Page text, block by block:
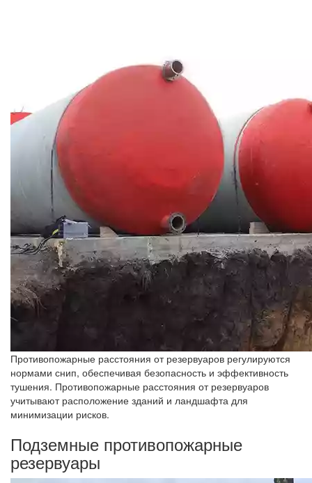
Противопожарные расстояния от резервуаров регулируются
нормами снип, обеспечивая безопасность и эффективность
тушения. Противопожарные расстояния от резервуаров
учитывают расположение зданий и ландшафта для
минимизации рисков.
Подземные противопожарные
резервуары